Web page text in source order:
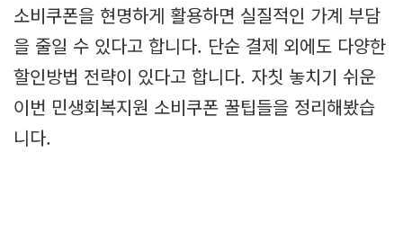
소비쿠폰을 현명하게 활용하면 실질적인 가계 부담
을 줄일 수 있다고 합니다. 단순 결제 외에도 다양한
할인방법 전략이 있다고 합니다. 자칫 놓치기 쉬운
이번 민생회복지원 소비쿠폰 꿀팁들을 정리해봤습
니다.